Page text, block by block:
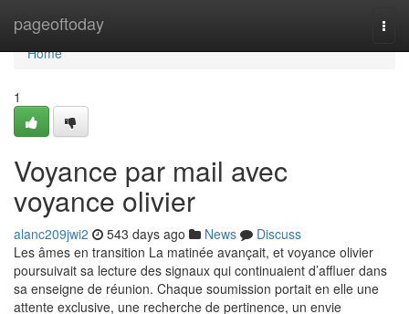
pageoftoday
Home
Home
1
Voyance par mail avec
voyance olivier
alanc209jwi2 543 days ago News
Discuss
Les âmes en transition La matinée avançait, et voyance olivier
poursuivait sa lecture des signaux qui continuaient d’affluer dans
sa enseigne de réunion. Chaque soumission portait en elle une
attente exclusive, une recherche de pertinence, un envie